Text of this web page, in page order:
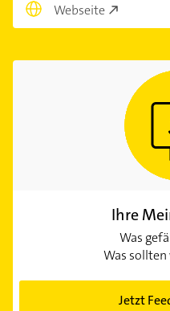
Webseite
Ihre
Was
Was
Jetzt